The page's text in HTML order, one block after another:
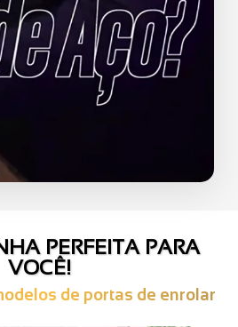
PERFEITA PARA
VOCÊ!
de portas de enrolar